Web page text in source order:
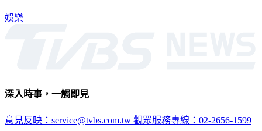
娛樂
深入時事，一觸即見
意見反映：service@tvbs.com.tw 觀眾服務專線：02-2656-1599